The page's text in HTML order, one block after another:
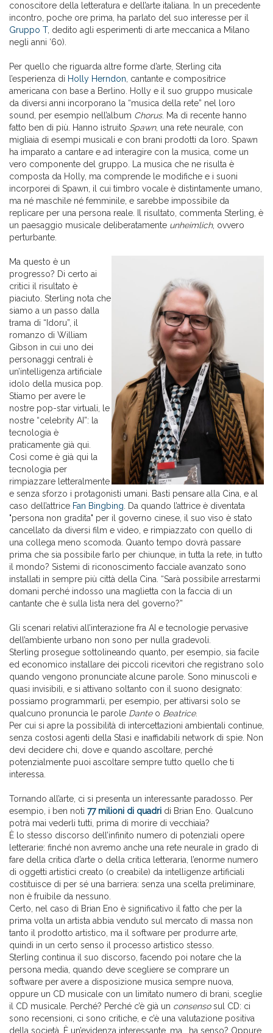
conoscitore della letteratura e dell’arte italiana. In un precedente
incontro, poche ore prima, ha parlato del suo interesse per il
Gruppo T, dedito agli esperimenti di arte meccanica a Milano
negli anni ‘60).
Per quello che riguarda altre forme d’arte, Sterling cita
l’esperienza di Holly Herndon , cantante e compositrice
americana con base a Berlino. Holly e il suo gruppo musicale
da diversi anni incorporano la “musica della rete” nel loro
sound, per esempio nell’album Chorus. Ma di recente hanno
fatto ben di più. Hanno istruito Spawn, una rete neurale, con
migliaia di esempi musicali e con brani prodotti da loro. Spawn
ha imparato a cantare e ad interagire con la musica, come un
vero componente del gruppo. La musica che ne risulta è
composta da Holly, ma comprende le modifiche e i suoni
incorporei di Spawn, il cui timbro vocale è distintamente umano,
ma né maschile né femminile, e sarebbe impossibile da
replicare per una persona reale. Il risultato, commenta Sterling, è
un paesaggio musicale deliberatamente unheimlich, ovvero
perturbante.
Ma questo è un
progresso? Di certo ai
critici il risultato è
piaciuto. Sterling nota che
siamo a un passo dalla
trama di “Idoru”, il
romanzo di William
Gibson in cui uno dei
personaggi centrali è
un’intelligenza artificiale
idolo della musica pop.
Stiamo per avere le
nostre pop-star virtuali, le
nostre “celebrity AI”: la
tecnologia è
praticamente già qui.
Così come è già qui la
tecnologia per
rimpiazzare letteralmente
e senza sforzo i protagonisti umani. Basti pensare alla Cina, e al
caso dell’attrice Fan Bingbing . Da quando l’attrice è diventata
"persona non gradita" per il governo cinese, il suo viso è stato
cancellato da diversi film e video, e rimpiazzato con quello di
una collega meno scomoda. Quanto tempo dovrà passare
prima che sia possibile farlo per chiunque, in tutta la rete, in tutto
il mondo? Sistemi di riconoscimento facciale avanzato sono
installati in sempre più città della Cina. “Sarà possibile arrestarmi
domani perché indosso una maglietta con la faccia di un
cantante che è sulla lista nera del governo?”
Gli scenari relativi all’interazione fra AI e tecnologie pervasive
dell’ambiente urbano non sono per nulla gradevoli.
Sterling prosegue sottolineando quanto, per esempio, sia facile
ed economico installare dei piccoli ricevitori che registrano solo
quando vengono pronunciate alcune parole. Sono minuscoli e
quasi invisibili, e si attivano soltanto con il suono designato:
possiamo programmarli, per esempio, per attivarsi solo se
qualcuno pronuncia le parole Danteo Beatrice.
Per cui si apre la possibilità di intercettazioni ambientali continue,
senza costosi agenti della Stasi e inaffidabili network di spie. Non
devi decidere chi, dove e quando ascoltare, perché
potenzialmente puoi ascoltare sempre tutto quello che ti
interessa.
Tornando all’arte, ci si presenta un interessante paradosso. Per
esempio, i ben noti 77 milioni di quadri di Brian Eno. Qualcuno
potrà mai vederli tutti, prima di morire di vecchiaia?
È lo stesso discorso dell’infinito numero di potenziali opere
letterarie: finché non avremo anche una rete neurale in grado di
fare della critica d’arte o della critica letteraria, l’enorme numero
di oggetti artistici creato (o creabile) da intelligenze artificiali
costituisce di per sé una barriera: senza una scelta preliminare,
non è fruibile da nessuno.
Certo, nel caso di Brian Eno è significativo il fatto che per la
prima volta un artista abbia venduto sul mercato di massa non
tanto il prodotto artistico, ma il software per produrre arte,
quindi in un certo senso il processo artistico stesso.
Sterling continua il suo discorso, facendo poi notare che la
persona media, quando deve scegliere se comprare un
software per avere a disposizione musica sempre nuova,
oppure un CD musicale con un limitato numero di brani, sceglie
il CD musicale. Perché? Perché c’è già un consensosul CD: ci
sono recensioni, ci sono critiche, e c’è una valutazione positiva
della società. È un’evidenza interessante, ma… ha senso? Oppure